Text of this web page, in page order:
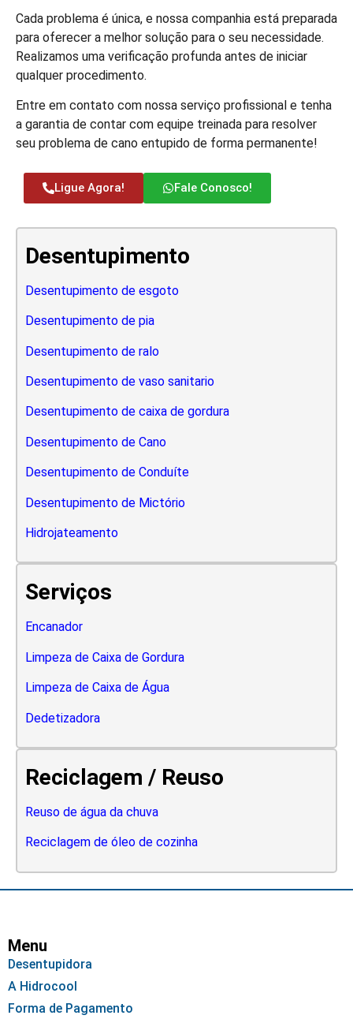
Cada problema é única, e nossa companhia está preparada
para oferecer a melhor solução para o seu necessidade.
Realizamos uma verificação profunda antes de iniciar
qualquer procedimento.
Entre em contato com nossa serviço profissional e tenha
a garantia de contar com equipe treinada para resolver
seu problema de cano entupido de forma permanente!
Ligue Agora! Fale Conosco!
Desentupimento
Desentupimento de esgoto
Desentupimento de pia
Desentupimento de ralo
Desentupimento de vaso sanitario
Desentupimento de caixa de gordura
Desentupimento de Cano
Desentupimento de Conduíte
Desentupimento de Mictório
Hidrojateamento
Serviços
Encanador
Limpeza de Caixa de Gordura
Limpeza de Caixa de Água
Dedetizadora
Reciclagem / Reuso
Reuso de água da chuva
Reciclagem de óleo de cozinha
Menu
Desentupidora
A Hidrocool
Forma de Pagamento